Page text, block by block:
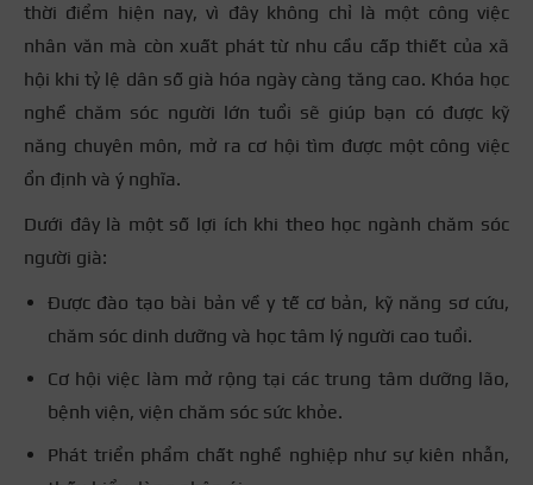
thời điểm hiện nay, vì đây không chỉ là một công việc
nhân văn mà còn xuất phát từ nhu cầu cấp thiết của xã
hội khi tỷ lệ dân số già hóa ngày càng tăng cao. Khóa học
nghề chăm sóc người lớn tuổi sẽ giúp bạn có được kỹ
năng chuyên môn, mở ra cơ hội tìm được một công việc
ổn định và ý nghĩa.
Dưới đây là một số lợi ích khi theo học ngành chăm sóc
người già:
Được đào tạo bài bản về y tế cơ bản, kỹ năng sơ cứu,
chăm sóc dinh dưỡng và học tâm lý người cao tuổi.
Cơ hội việc làm mở rộng tại các trung tâm dưỡng lão,
bệnh viện, viện chăm sóc sức khỏe.
Phát triển phẩm chất nghề nghiệp như sự kiên nhẫn,